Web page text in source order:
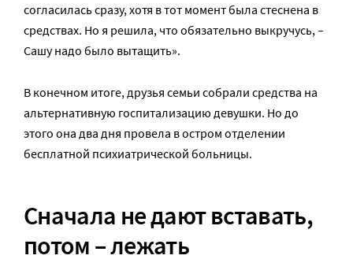
согласилась сразу, хотя в тот момент была стеснена в
средствах. Но я решила, что обязательно выкручусь, –
Сашу надо было вытащить».
В конечном итоге, друзья семьи собрали средства на
альтернативную госпитализацию девушки. Но до
этого она два дня провела в остром отделении
бесплатной психиатрической больницы.
Сначала не дают вставать,
потом – лежать